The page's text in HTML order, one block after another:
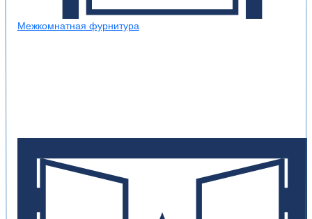
Межкомнатная фурнитура